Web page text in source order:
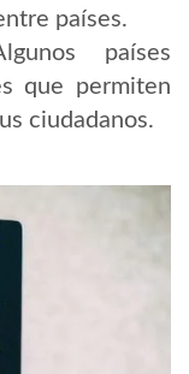
países.
países
que permiten
ciudadanos.